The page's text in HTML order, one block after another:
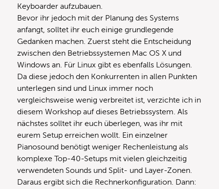
Keyboarder aufzubauen.
Bevor ihr jedoch mit der Planung des Systems
anfangt, solltet ihr euch einige grundlegende
Gedanken machen. Zuerst steht die Entscheidung
zwischen den Betriebssystemen Mac OS X und
Windows an. Für Linux gibt es ebenfalls Lösungen.
Da diese jedoch den Konkurrenten in allen Punkten
unterlegen sind und Linux immer noch
vergleichsweise wenig verbreitet ist, verzichte ich in
diesem Workshop auf dieses Betriebssystem. Als
nächstes solltet ihr euch überlegen, was ihr mit
eurem Setup erreichen wollt. Ein einzelner
Pianosound benötigt weniger Rechenleistung als
komplexe Top-40-Setups mit vielen gleichzeitig
verwendeten Sounds und Split- und Layer-Zonen.
Daraus ergibt sich die Rechnerkonfiguration. Dann: